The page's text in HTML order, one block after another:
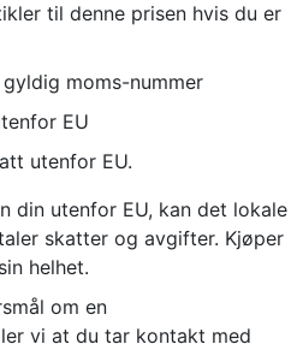
til denne prisen hvis du er
moms-nummer
EU
utenfor EU.
din utenfor EU, kan det lokale
skatter og avgifter. Kjøper
helhet.
om en
vi at du tar kontakt med